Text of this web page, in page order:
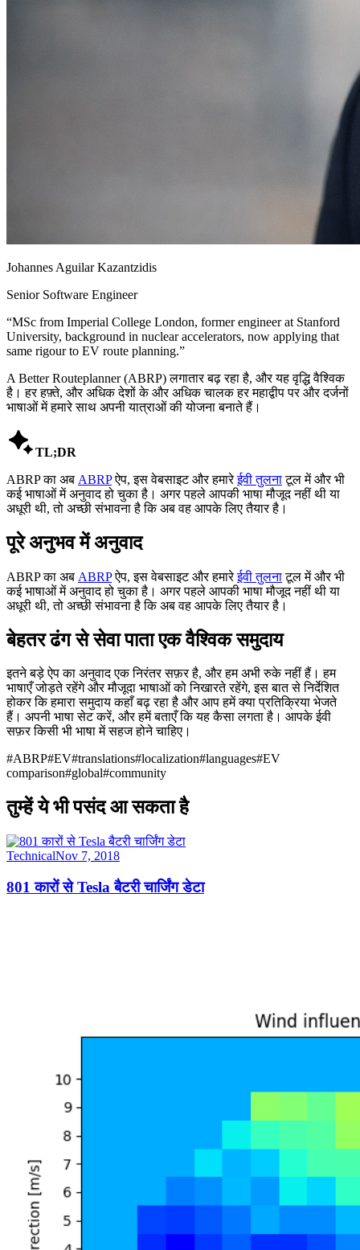
Johannes Aguilar Kazantzidis
Senior Software Engineer
“MSc from Imperial College London, former engineer at Stanford
University, background in nuclear accelerators, now applying that
same rigour to EV route planning.”
A Better Routeplanner (ABRP) लगातार बढ़ रहा है, और यह वृद्धि वैश्विक
है। हर हफ़्ते, और अधिक देशों के और अधिक चालक हर महाद्वीप पर और दर्जनों
भाषाओं में हमारे साथ अपनी यात्राओं की योजना बनाते हैं।
TL;DR
ABRP का अब ABRPऐप, इस वेबसाइट और हमारेईवी तुलनाटूल में और भी
कई भाषाओं में अनुवाद हो चुका है। अगर पहले आपकी भाषा मौजूद नहीं थी या
अधूरी थी, तो अच्छी संभावना है कि अब वह आपके लिए तैयार है।
पूरे अनुभव में अनुवाद
ABRP का अब ABRPऐप, इस वेबसाइट और हमारेईवी तुलनाटूल में और भी
कई भाषाओं में अनुवाद हो चुका है। अगर पहले आपकी भाषा मौजूद नहीं थी या
अधूरी थी, तो अच्छी संभावना है कि अब वह आपके लिए तैयार है।
बेहतर ढंग से सेवा पाता एक वैश्विक समुदाय
इतने बड़े ऐप का अनुवाद एक निरंतर सफ़र है, और हम अभी रुके नहीं हैं। हम
भाषाएँ जोड़ते रहेंगे और मौजूदा भाषाओं को निखारते रहेंगे, इस बात से निर्देशित
होकर कि हमारा समुदाय कहाँ बढ़ रहा है और आप हमें क्या प्रतिक्रिया भेजते
हैं। अपनी भाषा सेट करें, और हमें बताएँ कि यह कैसा लगता है। आपके ईवी
सफ़र किसी भी भाषा में सहज होने चाहिए।
#ABRP#EV#translations#localization#languages#EV
comparison#global#community
तुम्हें ये भी पसंद आ सकता है
TechnicalNov 7, 2018
801 कारों से Tesla बैटरी चार्जिंग डेटा